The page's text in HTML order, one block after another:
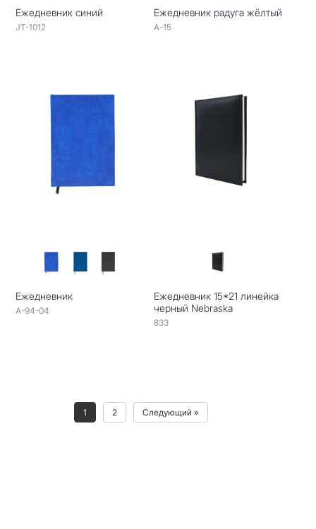
Ежедневник синий
JT-1012
Ежедневник радуга жёлтый
A-15
Ежедневник
A-94-04
Ежедневник 15*21 линейка
черный Nebraska
833
1 2 Следующий »